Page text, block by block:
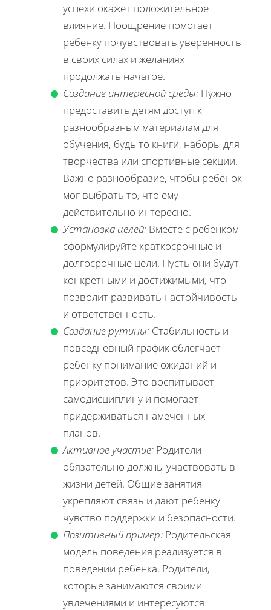
успехи окажет положительное
влияние. Поощрение помогает
ребенку почувствовать уверенность
в своих силах и желаниях
продолжать начатое.
Создание интересной среды: Нужно
предоставить детям доступ к
разнообразным материалам для
обучения, будь то книги, наборы для
творчества или спортивные секции.
Важно разнообразие, чтобы ребенок
мог выбрать то, что ему
действительно интересно.
Установка целей: Вместе с ребенком
сформулируйте краткосрочные и
долгосрочные цели. Пусть они будут
конкретными и достижимыми, что
позволит развивать настойчивость
и ответственность.
Создание рутины: Стабильность и
повседневный график облегчает
ребенку понимание ожиданий и
приоритетов. Это воспитывает
самодисциплину и помогает
придерживаться намеченных
планов.
Активное участие: Родители
обязательно должны участвовать в
жизни детей. Общие занятия
укрепляют связь и дают ребенку
чувство поддержки и безопасности.
Позитивный пример: Родительская
модель поведения реализуется в
поведении ребенка. Родители,
которые занимаются своими
увлечениями и интересуются